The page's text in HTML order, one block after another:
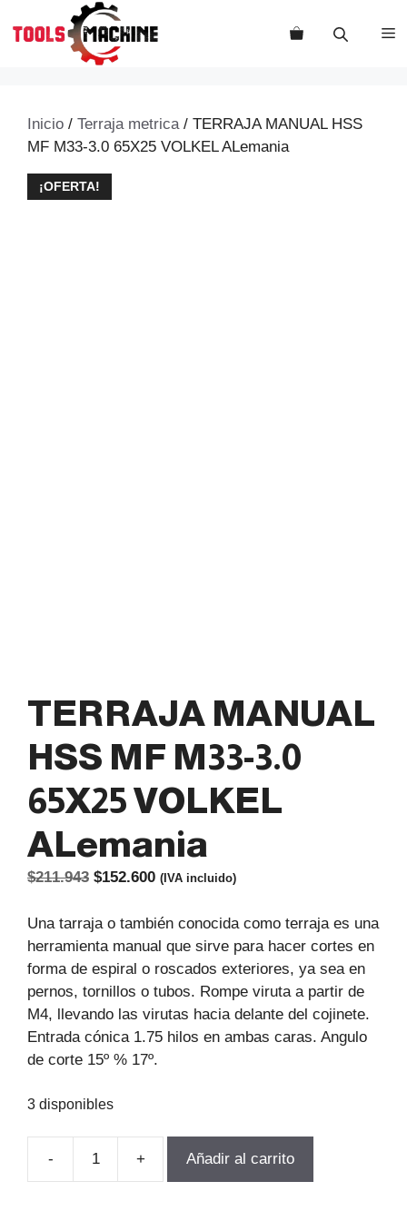
Inicio / Terraja metrica/ TERRAJA MANUAL HSS
MF M33-3.0 65X25 VOLKEL ALemania
¡OFERTA!
TERRAJA MANUAL
HSS MF M33-3.0
65X25 VOLKEL
ALemania
$211.943 El
original
era:
$211.943.
$152.600El
actual
es:
$152.600.
(IVA incluido)
Una tarraja o también conocida como terraja es una
herramienta manual que sirve para hacer cortes en
forma de espiral o roscados exteriores, ya sea en
pernos, tornillos o tubos. Rompe viruta a partir de
M4, llevando las virutas hacia delante del cojinete.
Entrada cónica 1.75 hilos en ambas caras. Angulo
de corte 15º % 17º.
3 disponibles
-
TERRAJA
+ Añadir al carrito